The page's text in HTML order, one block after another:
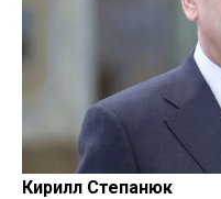
Кирилл Степанюк